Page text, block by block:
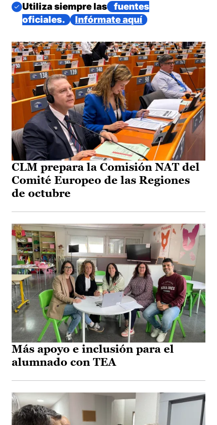
Imagen
Utiliza siempre las
fuentes
oficiales.
Infórmate aquí
CLM prepara la Comisión NAT del
Comité Europeo de las Regiones
de octubre
Más apoyo e inclusión para el
alumnado con TEA